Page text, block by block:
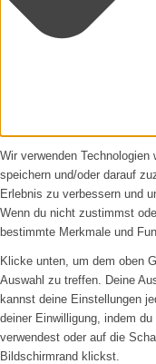
Wir verwenden
speichern und/oder darauf
Erlebnis zu verbessern und
Wenn du nicht zustimmst
bestimmte Merkmale und
Klicke unten, um dem oben
Auswahl zu treffen. Deine
kannst deine Einstellungen
deiner Einwilligung, indem
verwendest oder auf die
Bildschirmrand klickst.